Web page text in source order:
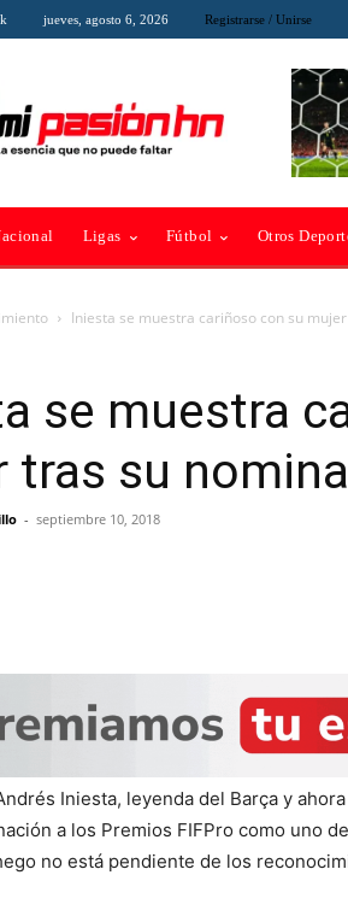
jueves, agosto 6, 2026 Registrarse / Unirse
Ligas Fútbol Otros
Iniesta se muestra cariñoso con su
se muestra
tras su
- septiembre 10, 2018
Iniesta, leyenda del Barça y
a los Premios FIFPro como uno
no está pendiente de los